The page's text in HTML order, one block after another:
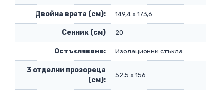
Двойна врата (см): 149,4 х 173,6
Сенник (см) 20
Остъкляване: Изолационни стъкла
3 отделни прозореца
(см):
52,5 х 156